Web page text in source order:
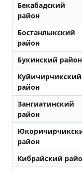
Бекабадский
район
Бостанлыкский
район
Букинский район
Куйичирчикский
район
Зангиатинский
район
район
Кибрайский